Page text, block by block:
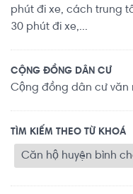
phút đi xe, cách trung
30 phút đi xe,...
CỘNG ĐỒNG DÂN CƯ
Cộng đồng dân cư văn
TÌM KIẾM THEO TỪ KHOÁ
Căn hộ huyện bình